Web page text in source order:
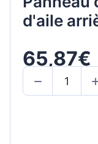
d'aile
65,87€